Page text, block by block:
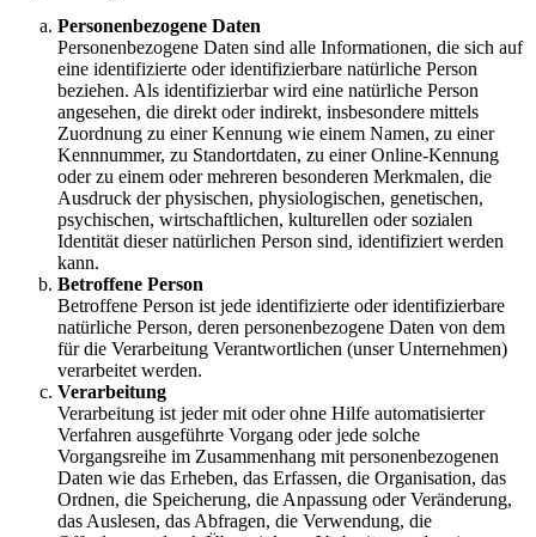
Personenbezogene Daten
Personenbezogene Daten sind alle Informationen, die sich auf
eine identifizierte oder identifizierbare natürliche Person
beziehen. Als identifizierbar wird eine natürliche Person
angesehen, die direkt oder indirekt, insbesondere mittels
Zuordnung zu einer Kennung wie einem Namen, zu einer
Kennnummer, zu Standortdaten, zu einer Online-Kennung
oder zu einem oder mehreren besonderen Merkmalen, die
Ausdruck der physischen, physiologischen, genetischen,
psychischen, wirtschaftlichen, kulturellen oder sozialen
Identität dieser natürlichen Person sind, identifiziert werden
kann.
Betroffene Person
Betroffene Person ist jede identifizierte oder identifizierbare
natürliche Person, deren personenbezogene Daten von dem
für die Verarbeitung Verantwortlichen (unser Unternehmen)
verarbeitet werden.
Verarbeitung
Verarbeitung ist jeder mit oder ohne Hilfe automatisierter
Verfahren ausgeführte Vorgang oder jede solche
Vorgangsreihe im Zusammenhang mit personenbezogenen
Daten wie das Erheben, das Erfassen, die Organisation, das
Ordnen, die Speicherung, die Anpassung oder Veränderung,
das Auslesen, das Abfragen, die Verwendung, die